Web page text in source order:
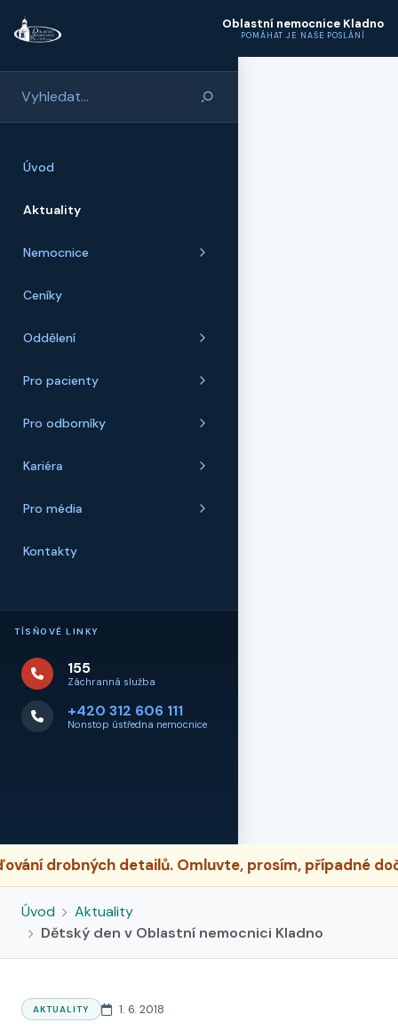
Oblastní nemocnice Kladno
POMÁHAT JE NAŠE POSLÁNÍ
Úvod
Aktuality
Nemocnice
Ceníky
Oddělení
Pro pacienty
Pro odborníky
Kariéra
Pro média
Kontakty
TÍSŇOVÉ LINKY
155
Záchranná služba
+420 312 606 111
Nonstop ústředna nemocnice
prosím, případné dočasné nesrovnalosti.
Úvod
Aktuality
Dětský den v Oblastní nemocnici Kladno
AKTUALITY 1. 6. 2018